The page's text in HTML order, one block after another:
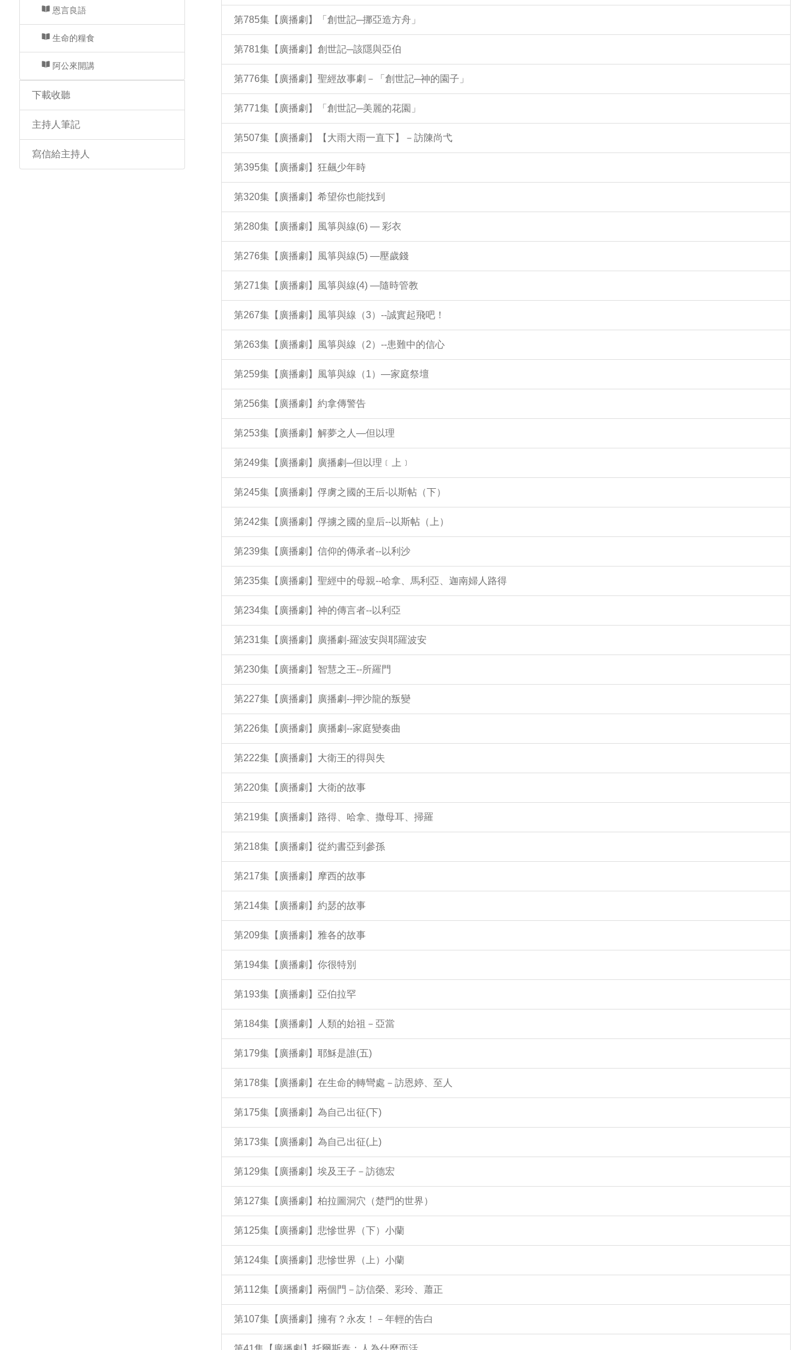
恩言良語
生命的糧食
阿公來開講
下載收聽
主持人筆記
寫信給主持人
第785集【廣播劇】「創世記─挪亞造方舟」
第781集【廣播劇】創世記─該隱與亞伯
第776集【廣播劇】聖經故事劇－「創世記─神的園子」
第771集【廣播劇】「創世記─美麗的花園」
第507集【廣播劇】【大雨大雨一直下】－訪陳尚弋
第395集【廣播劇】狂飆少年時
第320集【廣播劇】希望你也能找到
第280集【廣播劇】風箏與線(6) — 彩衣
第276集【廣播劇】風箏與線(5) —壓歲錢
第271集【廣播劇】風箏與線(4) —隨時管教
第267集【廣播劇】風箏與線（3）--誠實起飛吧！
第263集【廣播劇】風箏與線（2）--患難中的信心
第259集【廣播劇】風箏與線（1）—家庭祭壇
第256集【廣播劇】約拿傳警告
第253集【廣播劇】解夢之人—但以理
第249集【廣播劇】廣播劇─但以理﹝上﹞
第245集【廣播劇】俘虜之國的王后-以斯帖（下）
第242集【廣播劇】俘擄之國的皇后--以斯帖（上）
第239集【廣播劇】信仰的傳承者--以利沙
第235集【廣播劇】聖經中的母親--哈拿、馬利亞、迦南婦人路得
第234集【廣播劇】神的傳言者--以利亞
第231集【廣播劇】廣播劇-羅波安與耶羅波安
第230集【廣播劇】智慧之王--所羅門
第227集【廣播劇】廣播劇--押沙龍的叛變
第226集【廣播劇】廣播劇--家庭變奏曲
第222集【廣播劇】大衛王的得與失
第220集【廣播劇】大衛的故事
第219集【廣播劇】路得、哈拿、撒母耳、掃羅
第218集【廣播劇】從約書亞到參孫
第217集【廣播劇】摩西的故事
第214集【廣播劇】約瑟的故事
第209集【廣播劇】雅各的故事
第194集【廣播劇】你很特別
第193集【廣播劇】亞伯拉罕
第184集【廣播劇】人類的始祖－亞當
第179集【廣播劇】耶穌是誰(五)
第178集【廣播劇】在生命的轉彎處－訪恩婷、至人
第175集【廣播劇】為自己出征(下)
第173集【廣播劇】為自己出征(上)
第129集【廣播劇】埃及王子－訪德宏
第127集【廣播劇】柏拉圖洞穴（楚門的世界）
第125集【廣播劇】悲慘世界（下）小蘭
第124集【廣播劇】悲慘世界（上）小蘭
第112集【廣播劇】兩個門－訪信榮、彩玲、蕭正
第107集【廣播劇】擁有？永友！－年輕的告白